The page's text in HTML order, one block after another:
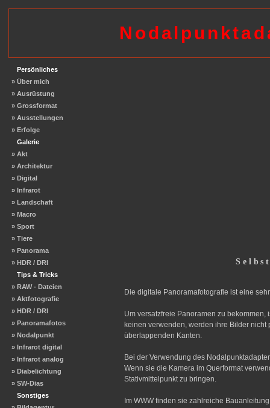
Persönliches
» Über mich
» Ausrüstung
» Grossformat
» Ausstellungen
» Erfolge
Galerie
» Akt
» Architektur
» Digital
» Infrarot
» Landschaft
» Macro
» Sport
» Tiere
» Panorama
» HDR / DRI
Tips & Tricks
» RAW - Dateien
» Aktfotografie
» HDR / DRI
» Panoramafotos
» Nodalpunkt
» Infrarot digital
» Infrarot analog
» Diabelichtung
» SW-Dias
Sonstiges
Die digitale Panoramafotografie ist eine
Um versatzfreie Panoramen zu
keinen verwenden, werden ihre Bilder
überlappenden Kanten.
Bei der Verwendung des
Wenn sie die Kamera im Querformat
Stativmittelpunkt zu bringen.
Im WWW finden sie zahlreiche